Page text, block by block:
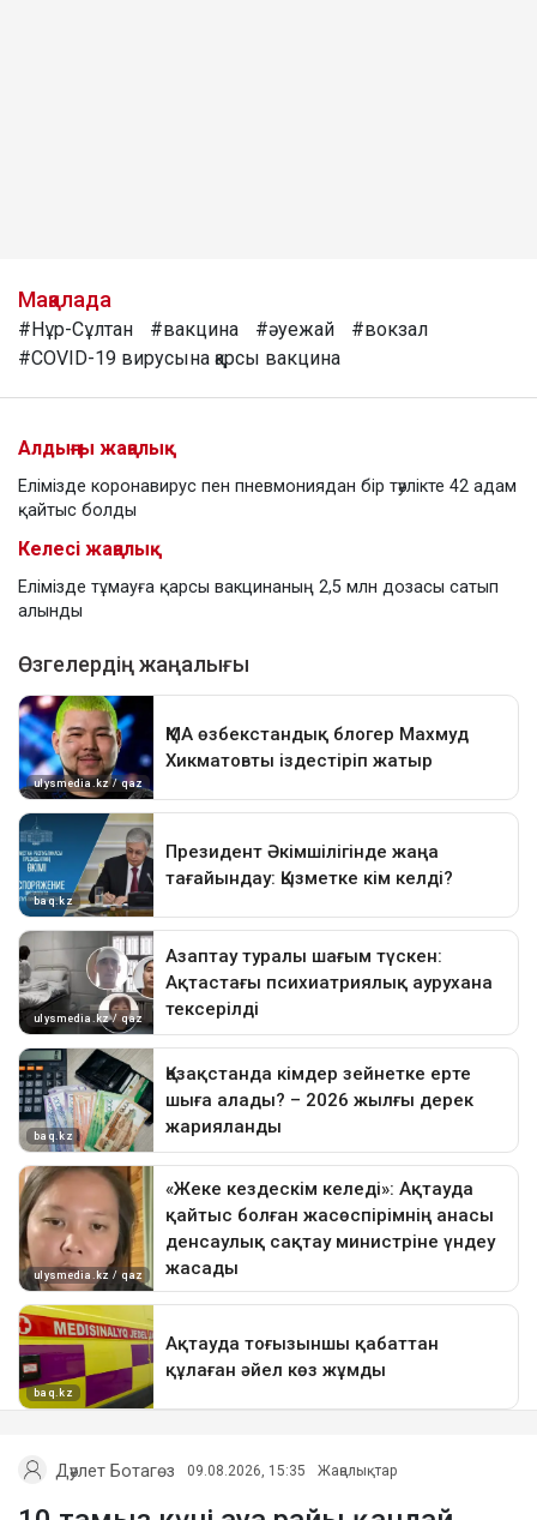
Мақалада
#Нұр-Сұлтан #вакцина #әуежай
#вокзал
#COVID-19 вирусына қарсы вакцина
Алдыңғы жаңалық
Елімізде коронавирус пен пневмониядан бір тәулікте 42 адам
қайтыс болды
Келесі жаңалық
Елімізде тұмауға қарсы вакцинаның 2,5 млн дозасы сатып
алынды
Дәулет Ботагөз 09.08.2026, 15:35 Жаңалықтар